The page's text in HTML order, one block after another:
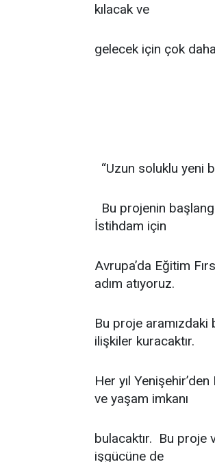
kılacak ve
gelecek için çok
“Uzun soluklu yeni
Bu projenin
İstihdam için
Avrupa’da Eğitim
adım atıyoruz.
Bu proje aramızdaki
ilişkiler kuracaktır.
Her yıl
ve yaşam imkanı
bulacaktır. Bu proje
işgücüne de